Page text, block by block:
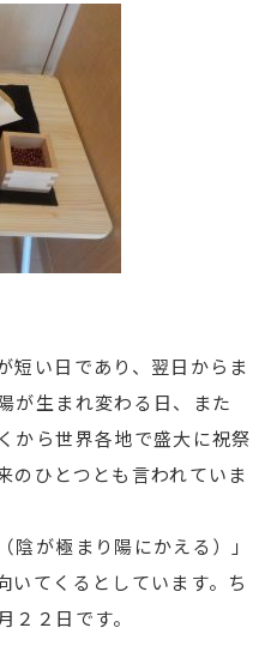
短い日であり、翌日からま
が生まれ変わる日、また
から世界各地で盛大に祝祭
のひとつとも言われていま
陰が極まり陽にかえる）」
いてくるとしています。ち
２２日です。